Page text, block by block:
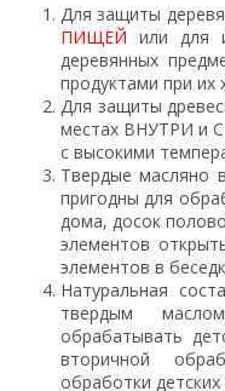
Для защиты
ПИЩЕЙ или для
деревянных
продуктами при их
Для защиты
местах ВНУТРИ и
с высокими
Твердые масляно
пригодны для
дома, досок
элементов
элементов в
Натуральная
твердым
обрабатывать
вторичной
обработки